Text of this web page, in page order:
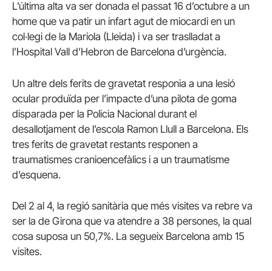
L’última alta va ser donada el passat 16 d’octubre a un
home que va patir un infart agut de miocardi en un
col·legi de la Mariola (Lleida) i va ser traslladat a
l’Hospital Vall d’Hebron de Barcelona d’urgència.
Un altre dels ferits de gravetat responia a una lesió
ocular produïda per l’impacte d’una pilota de goma
disparada per la Policia Nacional durant el
desallotjament de l’escola Ramon Llull a Barcelona. Els
tres ferits de gravetat restants responen a
traumatismes cranioencefàlics i a un traumatisme
d’esquena.
Del 2 al 4, la regió sanitària que més visites va rebre va
ser la de Girona que va atendre a 38 persones, la qual
cosa suposa un 50,7%. La segueix Barcelona amb 15
visites.